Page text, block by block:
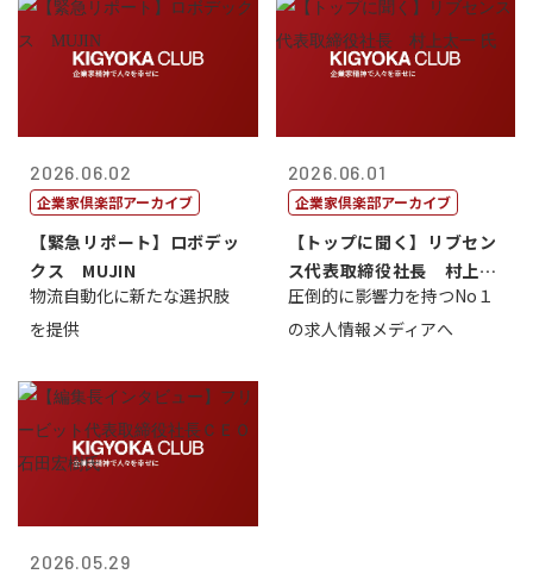
2026.06.02
企業家倶楽部アーカイブ
【緊急リポート】ロボデッ
クス MUJIN
物流自動化に新たな選択肢
を提供
2026.06.01
企業家倶楽部アーカイブ
【トップに聞く】リブセン
ス代表取締役社長 村上太
一 氏
圧倒的に影響力を持つNo１
の求人情報メディアへ
2026.05.29